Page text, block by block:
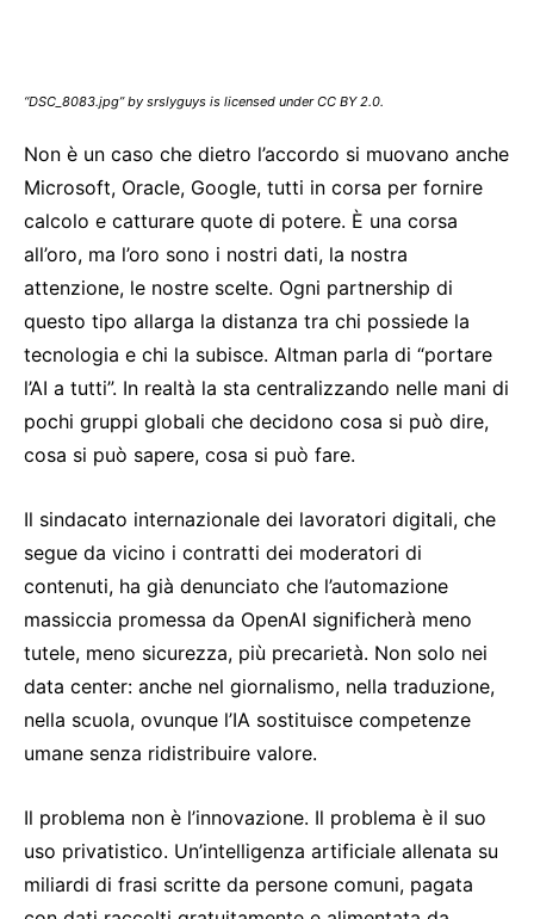
“DSC_8083.jpg” by srslyguys is licensed under CC BY 2.0.
Non è un caso che dietro l’accordo si muovano anche
Microsoft, Oracle, Google, tutti in corsa per fornire
calcolo e catturare quote di potere. È una corsa
all’oro, ma l’oro sono i nostri dati, la nostra
attenzione, le nostre scelte. Ogni partnership di
questo tipo allarga la distanza tra chi possiede la
tecnologia e chi la subisce. Altman parla di “portare
l’AI a tutti”. In realtà la sta centralizzando nelle mani di
pochi gruppi globali che decidono cosa si può dire,
cosa si può sapere, cosa si può fare.
Il sindacato internazionale dei lavoratori digitali, che
segue da vicino i contratti dei moderatori di
contenuti, ha già denunciato che l’automazione
massiccia promessa da OpenAI significherà meno
tutele, meno sicurezza, più precarietà. Non solo nei
data center: anche nel giornalismo, nella traduzione,
nella scuola, ovunque l’IA sostituisce competenze
umane senza ridistribuire valore.
Il problema non è l’innovazione. Il problema è il suo
uso privatistico. Un’intelligenza artificiale allenata su
miliardi di frasi scritte da persone comuni, pagata